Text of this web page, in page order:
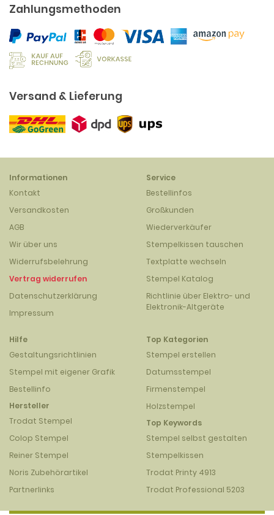
Zahlungsmethoden
Versand & Lieferung
Informationen
Kontakt
Versandkosten
AGB
Wir über uns
Widerrufsbelehrung
Vertrag widerrufen
Datenschutzerklärung
Impressum
Service
Bestellinfos
Großkunden
Wiederverkäufer
Stempelkissen tauschen
Textplatte wechseln
Stempel Katalog
Richtlinie über Elektro- und
Elektronik-Altgeräte
Hilfe
Gestaltungsrichtlinien
Stempel mit eigener Grafik
Bestellinfo
Hersteller
Trodat Stempel
Colop Stempel
Reiner Stempel
Noris Zubehörartikel
Partnerlinks
Top Kategorien
Stempel erstellen
Datumsstempel
Firmenstempel
Holzstempel
Top Keywords
Stempel selbst gestalten
Stempelkissen
Trodat Printy 4913
Trodat Professional 5203